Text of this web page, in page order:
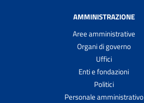
AMMINISTRAZIONE
Aree amministrative
Organi di governo
Uffici
Enti e fondazioni
Politici
Personale amministrativo